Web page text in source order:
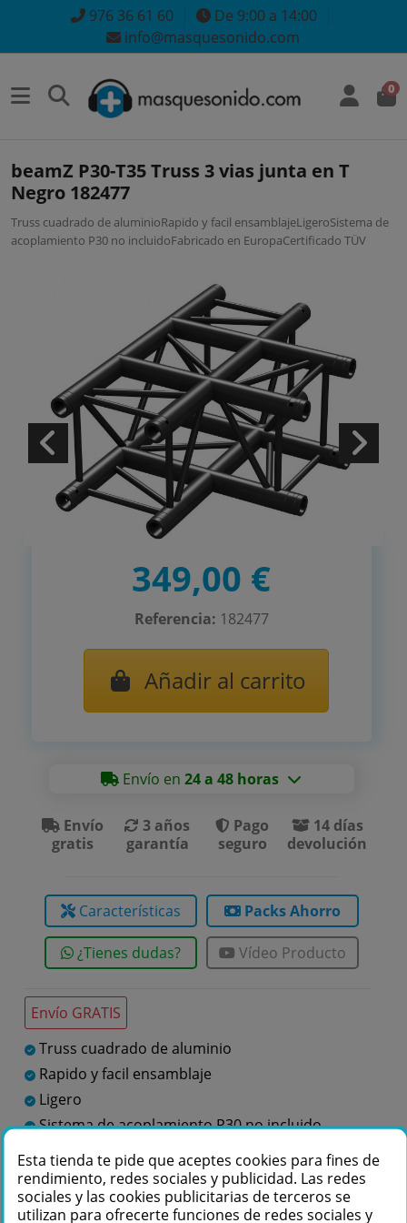
976 36 61 60
De 9:00 a 14:00
info@masquesonido.com
0
beamZ P30-T35 Truss 3 vias junta en T
Negro 182477
Truss cuadrado de aluminioRapido y facil ensamblajeLigeroSistema de
acoplamiento P30 no incluidoFabricado en EuropaCertificado TÜV
Envío GRATIS
Truss cuadrado de aluminio
Rapido y facil ensamblaje
Ligero
Sistema de acoplamiento P30 no incluido
Fabricado en Europa
Te podemos ayudar
349,00 €
Referencia: 182477
Añadir al carrito
Envío en24 a 48 horas
Envío
gratis
3 años
garantía
Pago
seguro
14 días
devolución
Características Packs Ahorro
¿Tienes dudas? Vídeo Producto
Esta tienda te pide que aceptes cookies para fines de
rendimiento, redes sociales y publicidad. Las redes
sociales y las cookies publicitarias de terceros se
utilizan para ofrecerte funciones de redes sociales y